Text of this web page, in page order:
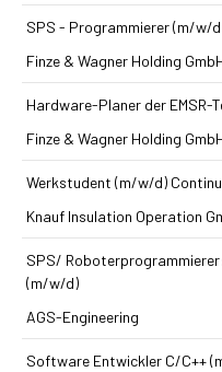
SPS - Programmierer (m/w/
Finze & Wagner Holding
Hardware-Planer der EMSR-
Finze & Wagner Holding
Werkstudent (m/w/d)
Knauf Insulation Operation
SPS/
(m/w/d)
AGS-Engineering
Software Entwickler C/C++